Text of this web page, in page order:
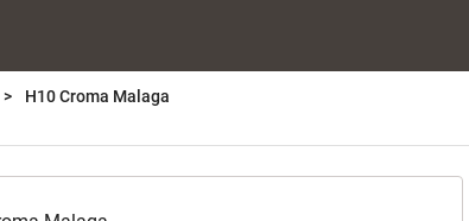
H10 Croma Malaga